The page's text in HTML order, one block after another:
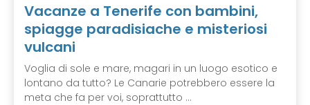
Vacanze a Tenerife con bambini,
spiagge paradisiache e misteriosi
vulcani
Voglia di sole e mare, magari in un luogo esotico e
lontano da tutto? Le Canarie potrebbero essere la
meta che fa per voi, soprattutto ...